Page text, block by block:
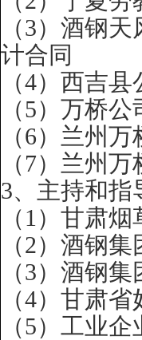
（3）酒钢天
计合同
（4）西吉县
（5）万桥公
（6）兰州万
（7）兰州万
3、主持和指
（1 ）甘肃烟
（2）酒钢集
（3）酒钢集
（4）甘肃省
（5）工业企